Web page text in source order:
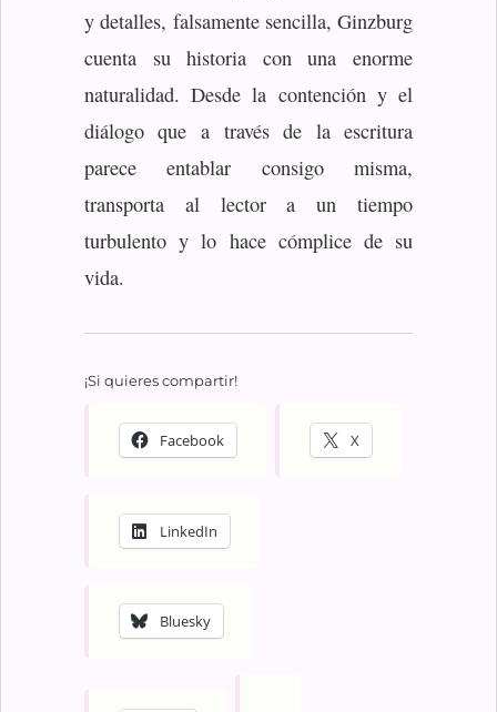
y detalles, falsamente sencilla, Ginzburg
cuenta su historia con una enorme
naturalidad. Desde la contención y el
diálogo que a través de la escritura
parece entablar consigo misma,
transporta al lector a un tiempo
turbulento y lo hace cómplice de su
vida.
¡Si quieres compartir!
Facebook X
LinkedIn
Bluesky